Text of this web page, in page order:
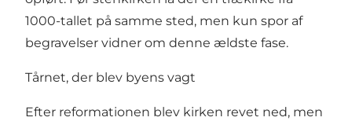
1000-tallet på samme sted, men kun spor af
begravelser vidner om denne ældste fase.
Tårnet, der blev byens vagt
Efter reformationen blev kirken revet ned, men